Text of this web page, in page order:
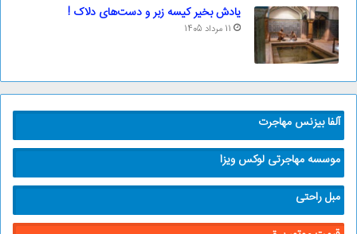
یادش بخیر کیسه‌ زبر و دست‌های دلاک !
11 مرداد 1405
آلفا بیزنس مهاجرت
موسسه مهاجرتی لوکس ویزا
مبل راحتی